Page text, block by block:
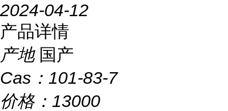
2024-04-12
产品详情
产地 国产
Cas： 101-83-7
价格： 13000